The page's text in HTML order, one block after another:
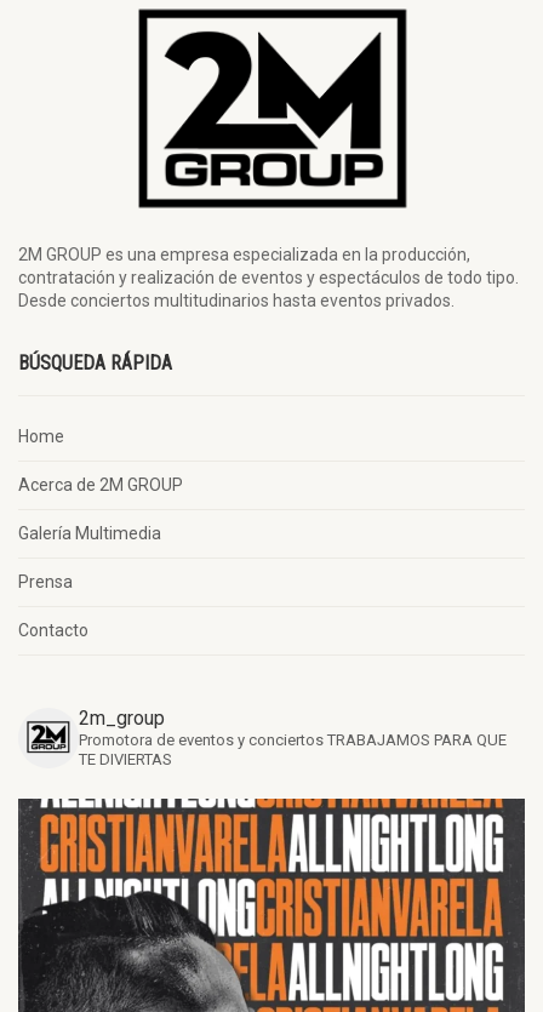
2M GROUP es una empresa especializada en la producción,
contratación y realización de eventos y espectáculos de todo tipo.
Desde conciertos multitudinarios hasta eventos privados.
BÚSQUEDA RÁPIDA
Home
Acerca de 2M GROUP
Galería Multimedia
Prensa
Contacto
2m_group
Promotora de eventos y conciertos TRABAJAMOS PARA QUE
TE DIVIERTAS